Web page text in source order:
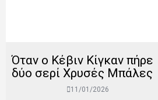
Όταν ο Κέβιν Κίγκαν πήρε
δύο σερί Χρυσές Μπάλες
11/01/2026